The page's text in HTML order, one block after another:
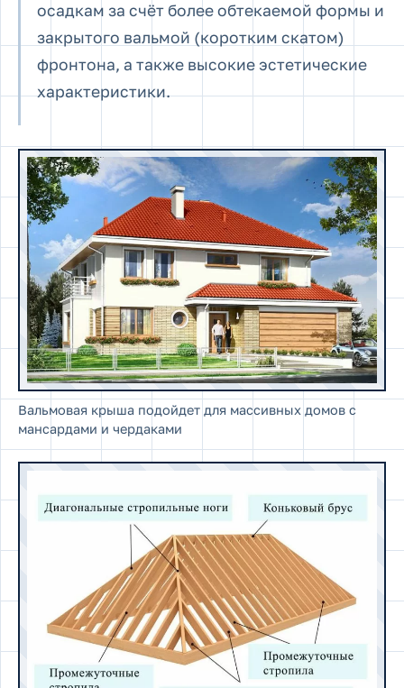
осадкам за счёт более обтекаемой формы и
закрытого вальмой (коротким скатом)
фронтона, а также высокие эстетические
характеристики.
Вальмовая крыша подойдет для массивных домов с
мансардами и чердаками